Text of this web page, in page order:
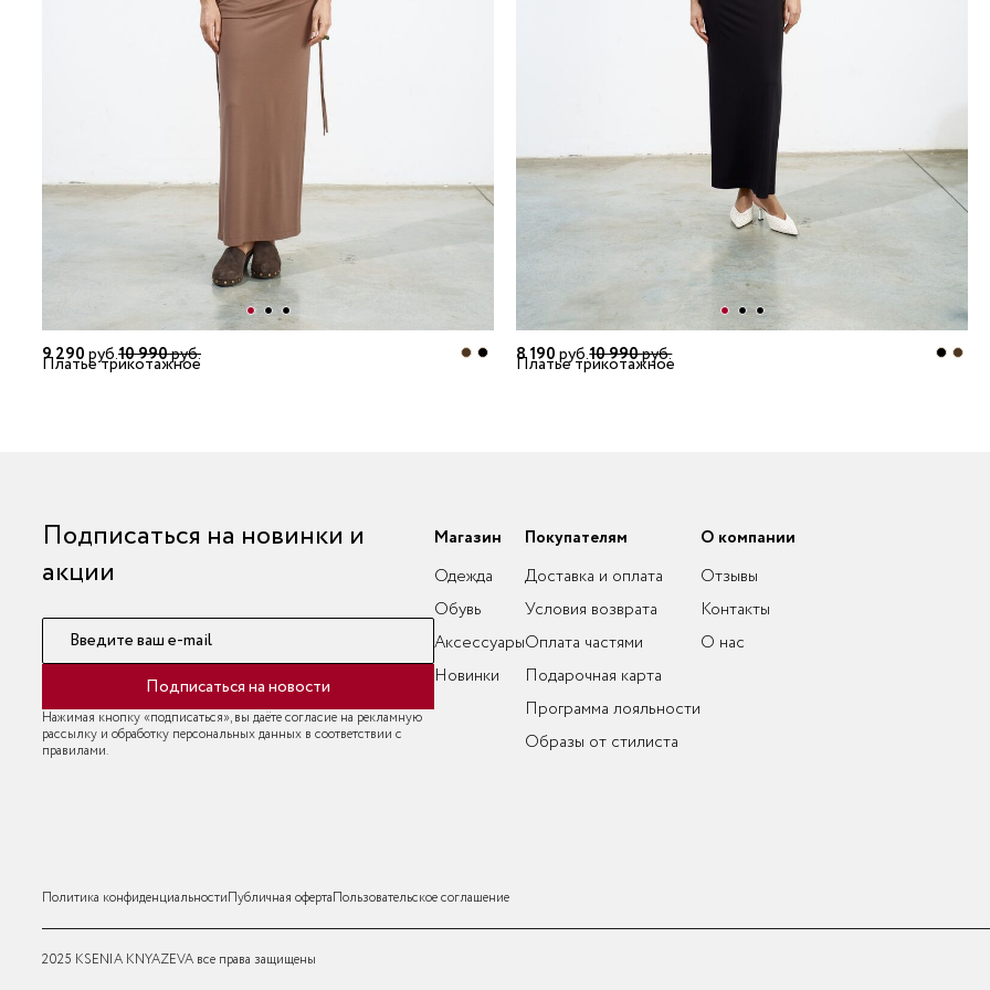
9 290руб.10 990руб.
Платье трикотажное 8 190руб.10 990руб.
Платье трикотажное
Подписаться на новинки и
акции
Введите ваш e-mail
Подписаться на новости
Нажимая кнопку «подписаться», вы даёте согласие на рекламную
рассылку и обработку персональных данных в соответствии с
правилами.
Магазин
Одежда
Обувь
Аксессуары
Новинки
Покупателям
Доставка и оплата
Условия возврата
Оплата частями
Подарочная карта
Программа лояльности
Образы от стилиста
О компании
Отзывы
Контакты
О нас
Политика конфиденциальностиПубличная офертаПользовательское соглашение
2025 KSENIA KNYAZEVA все права защищены